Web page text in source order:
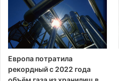
Европа потратила
рекордный с 2022 года